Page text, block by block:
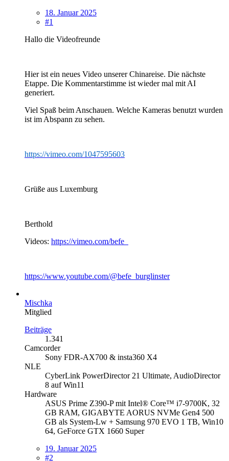
18. Januar 2025
#1
Hallo die Videofreunde
Hier ist ein neues Video unserer Chinareise. Die nächste
Etappe. Die Kommentarstimme ist wieder mal mit AI
generiert.
Viel Spaß beim Anschauen. Welche Kameras benutzt wurden
ist im Abspann zu sehen.
https://vimeo.com/1047595603
Grüße aus Luxemburg
Berthold
Videos: https://vimeo.com/befe
https://www.youtube.com/@befe_burglinster
Mischka
Mitglied
Beiträge
1.341
Camcorder
Sony FDR-AX700 & insta360 X4
NLE
CyberLink PowerDirector 21 Ultimate, AudioDirector
8 auf Win11
Hardware
ASUS Prime Z390-P mit Intel® Core™ i7-9700K, 32
GB RAM, GIGABYTE AORUS NVMe Gen4 500
GB als System-Lw + Samsung 970 EVO 1 TB, Win10
64, GeForce GTX 1660 Super
19. Januar 2025
#2